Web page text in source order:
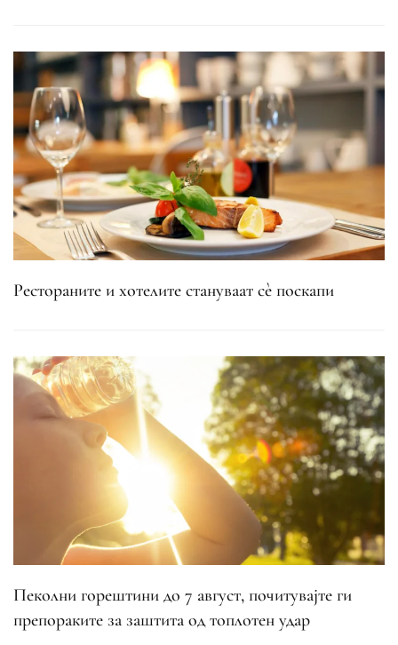
Рестораните и хотелите стануваат сè поскапи
Пеколни горештини до 7 август, почитувајте ги
препораките за заштита од топлотен удар